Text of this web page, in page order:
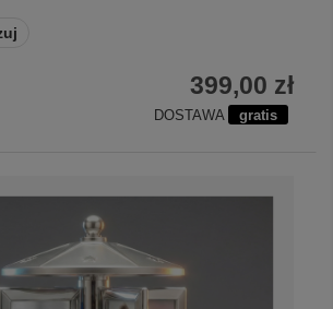
399,00 zł
DOSTAWA gratis